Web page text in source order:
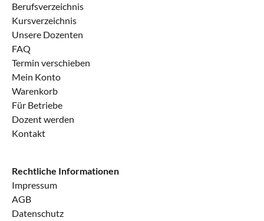
Berufsverzeichnis
Kursverzeichnis
Unsere Dozenten
FAQ
Termin verschieben
Mein Konto
Warenkorb
Für Betriebe
Dozent werden
Kontakt
Rechtliche Informationen
Impressum
AGB
Datenschutz